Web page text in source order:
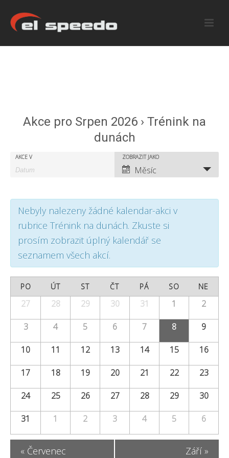
Akce pro Srpen 2026 › Trénink na
dunách
A
c
e
a
r
c
h
a
i
A
c
a
AKCE V
A
k
c
e
V
e
w
s
N
a
v
i
g
a
t
ZOBRAZIT JAKO
Měsíc
Nebyly nalezeny žádné kalendar-akci v
rubrice Trénink na dunách. Zkuste si
prosím zobrazit úplný kalendář se
seznamem všech akcí.
e
n
d
o
Calendar
of
PO ÚT ST ČT PÁ SO NE
27 28 29 30 31 1 2
3 4 5 6 7 8 9
10 11 12 13 14 15 16
17 18 19 20 21 22 23
24 25 26 27 28 29 30
31 1 2 3 4 5 6
« Červenec Září »